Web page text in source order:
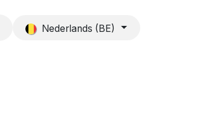
Nederlands (BE)